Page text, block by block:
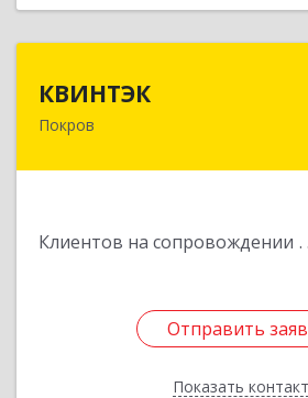
КВИНТЭК
Покров
Клиентов на сопровождении
Отправить
Показать
601122, Владимирская обл,
Отправить
Назад